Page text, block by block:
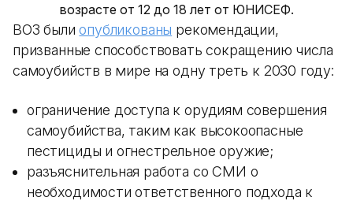
возрасте от 12 до 18 лет от ЮНИСЕФ.
ВОЗ былиопубликованы рекомендации,
призванные способствовать сокращению числа
самоубийств в мире на одну треть к 2030 году:
ограничение доступа к орудиям совершения
самоубийства, таким как высокоопасные
пестициды и огнестрельное оружие;
разъяснительная работа со СМИ о
необходимости ответственного подхода к